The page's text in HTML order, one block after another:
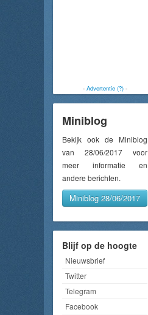
- Advertentie (?)-
Miniblog
Bekijk ook de Miniblog
van 28/06/2017 voor
meer informatie en
andere berichten.
Miniblog 28/06/2017
Blijf op de hoogte
Nieuwsbrief
Twitter
Telegram
Facebook